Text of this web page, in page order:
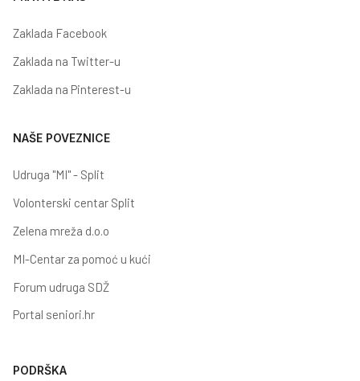
Zaklada Facebook
Zaklada na Twitter-u
Zaklada na Pinterest-u
NAŠE POVEZNICE
Udruga "MI" - Split
Volonterski centar Split
Zelena mreža d.o.o
MI-Centar za pomoć u kući
Forum udruga SDŽ
Portal seniori.hr
PODRŠKA